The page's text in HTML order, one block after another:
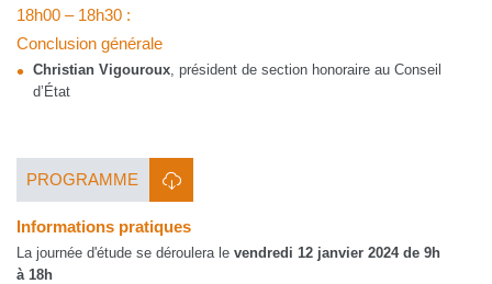
18h00 – 18h30 :
Conclusion générale
Christian Vigouroux , président de section honoraire au Conseil
d’État
PROGRAMME
Informations pratiques
La journée d'étude se déroulera le vendredi 12 janvier 2024 de 9h
à 18h